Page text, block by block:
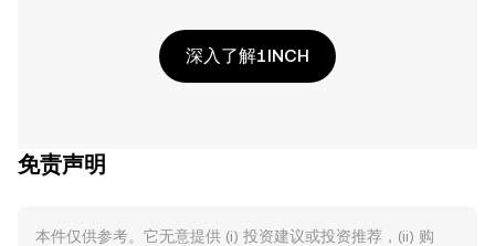
深入了解1INCH
免责声明
本件仅供参考。它无意提供 (i) 投资建议或投资推荐，(ii) 购